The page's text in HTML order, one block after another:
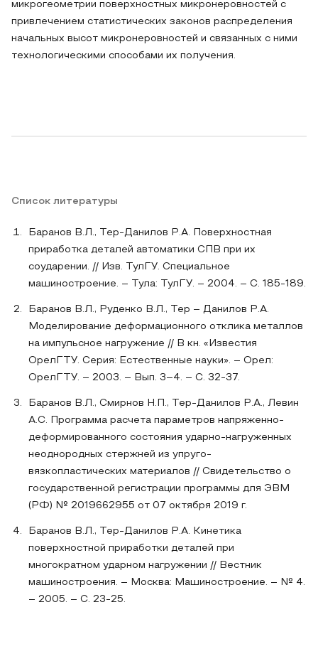
микрогеометрии поверхностных микронеровностей с
привлечением статистических законов распределения
начальных высот микронеровностей и связанных с ними
технологическими способами их получения.
Список литературы
Баранов В.Л., Тер-Данилов Р.А. Поверхностная
приработка деталей автоматики СПВ при их
соударении. // Изв. ТулГУ. Специальное
машиностроение. – Тула: ТулГУ. – 2004. – С. 185-189.
Баранов В.Л., Руденко В.Л., Тер – Данилов Р.А.
Моделирование деформационного отклика металлов
на импульсное нагружение // В кн. «Известия
ОрелГТУ. Серия: Естественные науки». – Орел:
ОрелГТУ. – 2003. – Вып. 3–4. – С. 32-37.
Баранов В.Л., Смирнов Н.П., Тер-Данилов Р.А., Левин
А.С. Программа расчета параметров напряженно-
деформированного состояния ударно-нагруженных
неоднородных стержней из упруго-
вязкопластических материалов // Свидетельство о
государственной регистрации программы для ЭВМ
(РФ) № 2019662955 от 07 октября 2019 г.
Баранов В.Л., Тер-Данилов Р.А. Кинетика
поверхностной приработки деталей при
многократном ударном нагружении // Вестник
машиностроения. – Москва: Машиностроение. – № 4.
– 2005. – С. 23-25.